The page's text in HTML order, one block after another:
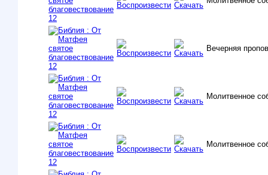
Вечерняя
Молитвенное
Молитвенное